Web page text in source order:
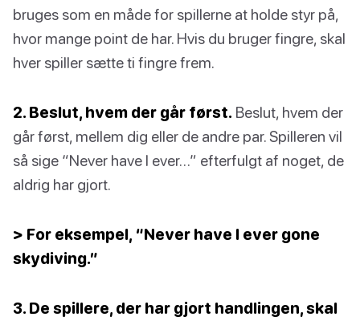
bruges som en måde for spillerne at holde styr på,
hvor mange point de har. Hvis du bruger fingre, skal
hver spiller sætte ti fingre frem.
2. Beslut, hvem der går først. Beslut, hvem der
går først, mellem dig eller de andre par. Spilleren vil
så sige “Never have I ever…” efterfulgt af noget, de
aldrig har gjort.
> For eksempel, “Never have I ever gone
skydiving.”
3. De spillere, der har gjort handlingen, skal